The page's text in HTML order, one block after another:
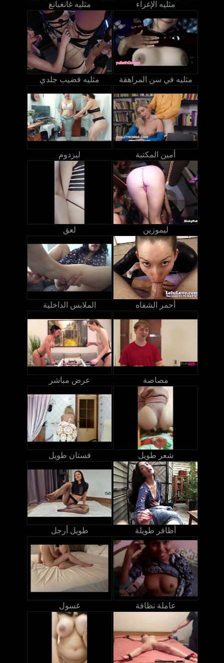
مثليه غانغبانغ مثليه الإغراء
مثليه قضيب جلدي مثليه في سن المراهقة
ليزدوم أمين المكتبة
لعق ليموزين
الملابس الداخلية أحمر الشفاه
عرض مباشر مصاصة
فستان طويل شعر طويل
طويل أرجل أظافر طويلة
غسول عاملة نظافة